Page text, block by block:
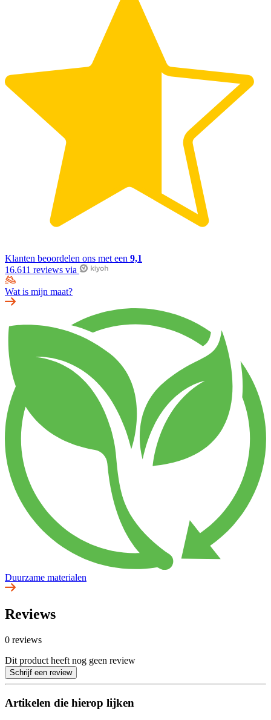
Klanten beoordelen ons met een 9,1
16.611 reviews via
Wat is mijn maat?
Duurzame materialen
Reviews
0 reviews
Dit product heeft nog geen review
Schrijf een review
Artikelen die hierop lijken